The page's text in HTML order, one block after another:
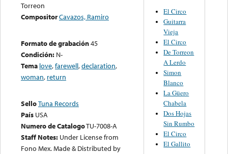
Torreon
CompositorCavazos, Ramiro
Formato de grabación45
Condición: N-
Tema love,farewell,declaration,
woman, return
SelloTuna Records
País USA
Numero de CatalogoTU-7008-A
Staff Notes: Under License from
Fono Mex. Made & Distributed by
El Circo
Guitarra
Vieja
El Circo
De Torreon
A Lerdo
Simon
Blanco
La Güero
Chabela
Dos Hojas
Sin Rumbo
El Circo
El Gallito